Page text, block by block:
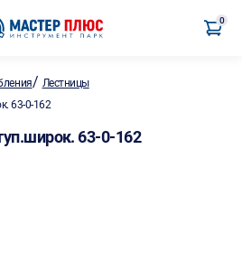
0
/ Лестницы
63-0-162
63-0-162